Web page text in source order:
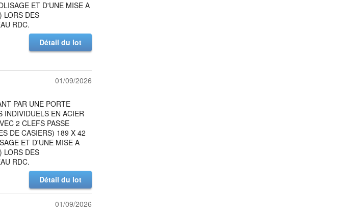
ET D'UNE MISE A
LORS DES
RDC.
Détail du lot
01/09/2026
PAR UNE PORTE
INDIVIDUELS EN ACIER
2 CLEFS PASSE
DE CASIERS) 189 X 42
ET D'UNE MISE A
LORS DES
RDC.
Détail du lot
01/09/2026